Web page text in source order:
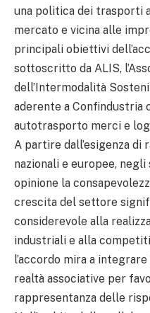
una politica dei trasporti
mercato e vicina alle
principali obiettivi
sottoscritto da ALIS,
dell’Intermodalità
aderente a Confindustria
autotrasporto merci e
A partire dall’esigenza
nazionali e europee,
opinione la
crescita del settore
considerevole alla
industriali e alla
l’accordo mira a
realtà associative per
rappresentanza delle